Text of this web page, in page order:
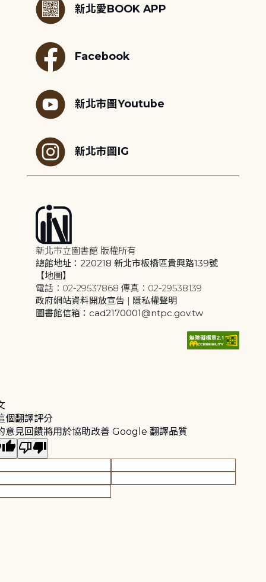
新北愛BOOK APP
Facebook
新北市圖Youtube
新北市圖IG
新北市立圖書館 版權所有
總館地址：220218 新北市板橋區貴興路139號
【地圖】
電話：02-29537868 傳真：02-29538139
政府網站資料開放宣告 | 隱私權聲明
圖書館信箱：cad2170001@ntpc.gov.tw
個翻譯評分
意見回饋將用於協助改善 Google 翻譯品質